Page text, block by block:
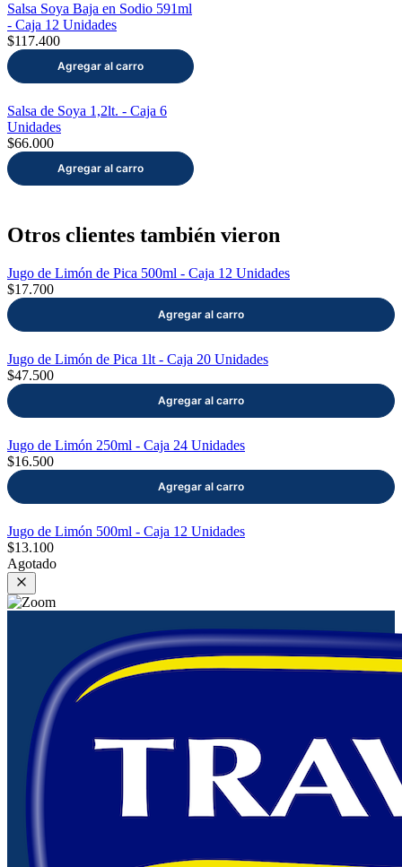
Salsa Soya Baja en Sodio 591ml
- Caja 12 Unidades
$117.400
Salsa de Soya 1,2lt. - Caja 6
Unidades
$66.000
Otros clientes también vieron
Jugo de Limón de Pica 500ml - Caja 12 Unidades
$17.700
Jugo de Limón de Pica 1lt - Caja 20 Unidades
$47.500
Jugo de Limón 250ml - Caja 24 Unidades
$16.500
Jugo de Limón 500ml - Caja 12 Unidades
$13.100
Agotado